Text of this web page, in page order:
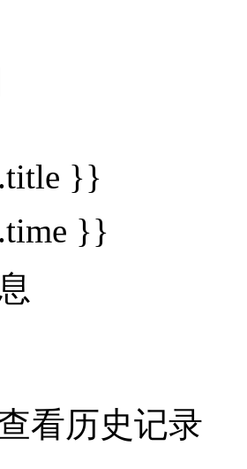
}}
}}
看历史记录